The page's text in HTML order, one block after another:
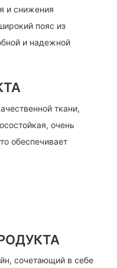
и снижения
пояс из
и надежной
ткани,
очень
обеспечивает
сочетающий в себе